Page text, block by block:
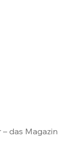
das Magazin